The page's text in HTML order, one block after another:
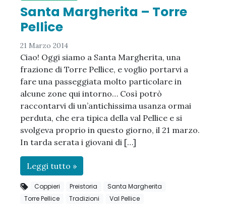
Santa Margherita – Torre
Pellice
21 Marzo 2014
Ciao! Oggi siamo a Santa Margherita, una
frazione di Torre Pellice, e voglio portarvi a
fare una passeggiata molto particolare in
alcune zone qui intorno… Così potrò
raccontarvi di un’antichissima usanza ormai
perduta, che era tipica della val Pellice e si
svolgeva proprio in questo giorno, il 21 marzo.
In tarda serata i giovani di […]
Leggi tutto »
Coppieri Preistoria
Santa Margherita
Torre Pellice
Tradizioni Val Pellice